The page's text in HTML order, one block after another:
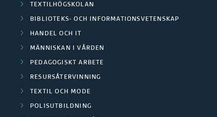
TEXTILHÖGSKOLAN
BIBLIOTEKS- OCH INFORMATIONSVETENSKAP
HANDEL OCH IT
MÄNNISKAN I VÅRDEN
PEDAGOGISKT ARBETE
RESURSÅTERVINNING
TEXTIL OCH MODE
POLISUTBILDNING